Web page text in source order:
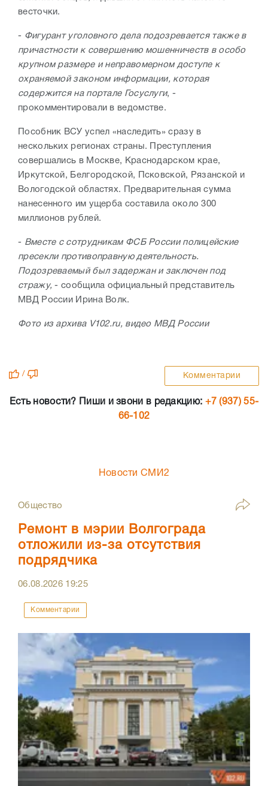
весточки.
- Фигурант уголовного дела подозревается также в
причастности к совершению мошенничеств в особо
крупном размере и неправомерном доступе к
охраняемой законом информации, которая
содержится на портале Госуслуги, -
прокомментировали в ведомстве.
Пособник ВСУ успел «наследить» сразу в
нескольких регионах страны. Преступления
совершались в Москве, Краснодарском крае,
Иркутской, Белгородской, Псковской, Рязанской и
Вологодской областях. Предварительная сумма
нанесенного им ущерба составила около 300
миллионов рублей.
- Вместе с сотрудникам ФСБ России полицейские
пресекли противоправную деятельность.
Подозреваемый был задержан и заключен под
стражу, - сообщила официальный представитель
МВД России Ирина Волк.
Фото из архива V102.ru, видео МВД России
/ Комментарии
Есть новости? Пиши и звони в редакцию: +7 (937) 55-
66-102
Новости СМИ2
Общество
Ремонт в мэрии Волгограда
отложили из-за отсутствия
подрядчика
06.08.2026 19:25
Комментарии